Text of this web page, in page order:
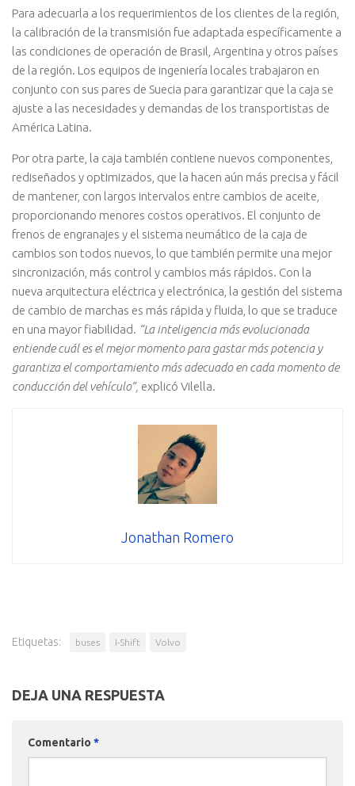
Para adecuarla a los requerimientos de los clientes de la región,
la calibración de la transmisión fue adaptada específicamente a
las condiciones de operación de Brasil, Argentina y otros países
de la región. Los equipos de ingeniería locales trabajaron en
conjunto con sus pares de Suecia para garantizar que la caja se
ajuste a las necesidades y demandas de los transportistas de
América Latina.
Por otra parte, la caja también contiene nuevos componentes,
rediseñados y optimizados, que la hacen aún más precisa y fácil
de mantener, con largos intervalos entre cambios de aceite,
proporcionando menores costos operativos. El conjunto de
frenos de engranajes y el sistema neumático de la caja de
cambios son todos nuevos, lo que también permite una mejor
sincronización, más control y cambios más rápidos. Con la
nueva arquitectura eléctrica y electrónica, la gestión del sistema
de cambio de marchas es más rápida y fluida, lo que se traduce
en una mayor fiabilidad. “La inteligencia más evolucionada
entiende cuál es el mejor momento para gastar más potencia y
garantiza el comportamiento más adecuado en cada momento de
conducción del vehículo”, explicó Vilella.
Jonathan Romero
Etiquetas: buses I-Shift Volvo
DEJA UNA RESPUESTA
Comentario *